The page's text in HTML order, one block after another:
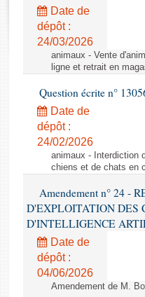
Rapports législatifs
Rapports sur l'application
Baromètre de l’application
Dossiers législatifs
Budget et sécurité sociale
Questions écrites et orales
Comptes rendus des débats
Date de
dépôt :
24/03/2026
animaux - Vente
ligne et retrait en
Question écrite n°
Date de
dépôt :
24/02/2026
animaux - Interdiction
chiens et de chats en
Amendement n° 24 -
D'EXPLOITATION DES
D'INTELLIGENCE
Date de
dépôt :
04/06/2026
Amendement de M.